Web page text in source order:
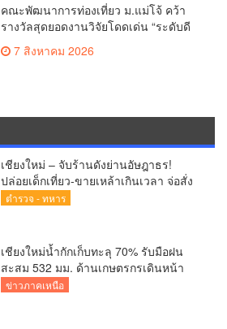
คณะพัฒนาการท่องเที่ยว ม.แม่โจ้ คว้า
รางวัลสุดยอดงานวิจัยโดดเด่น “ระดับดี
เทคโนโลยีที่เหมาะสมเพื่อการพัฒนา
7 สิงหาคม 2026
เชียงใหม่ – จับร้านดังย่านอัษฎาธร!
ปล่อยเด็กเที่ยว-ขายเหล้าเกินเวลา จ่อสั่ง
ปิด 5 ปี
ตำรวจ - ทหาร
เชียงใหม่น้ำกักเก็บทะลุ 70% รับมือฝน
สะสม 532 มม. ด้านเกษตรกรเดินหน้า
เพาะปลูกแล้วกว่า 2.7 แสนไร่
ข่าวภาคเหนือ